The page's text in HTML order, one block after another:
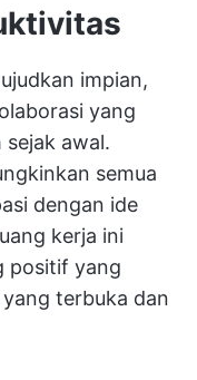
impian,
yang
awal.
semua
dengan ide
kerja ini
positif yang
terbuka dan